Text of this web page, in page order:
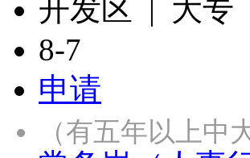
开发区 | 大专
8-7
申请
（有五年以上